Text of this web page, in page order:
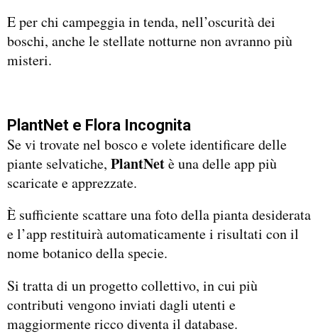
E per chi campeggia in tenda, nell’oscurità dei
boschi, anche le stellate notturne non avranno più
misteri.
PlantNet e Flora Incognita
Se vi trovate nel bosco e volete identificare delle
piante selvatiche, PlantNetè una delle app più
scaricate e apprezzate.
È sufficiente scattare una foto della pianta desiderata
e l’app restituirà automaticamente i risultati con il
nome botanico della specie.
Si tratta di un progetto collettivo, in cui più
contributi vengono inviati dagli utenti e
maggiormente ricco diventa il database.